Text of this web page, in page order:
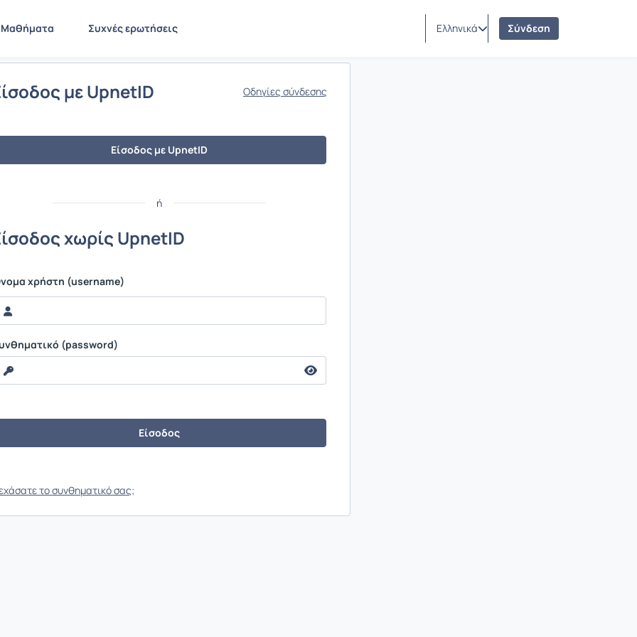
Μαθήματα Συχνές ερωτήσεις Ελληνικά Σύνδεση
με UpnetID Οδηγίες σύνδεσης
Είσοδος με UpnetID
ή
χωρίς UpnetID
χρήστη (username)
(password)
το συνθηματικό σας;